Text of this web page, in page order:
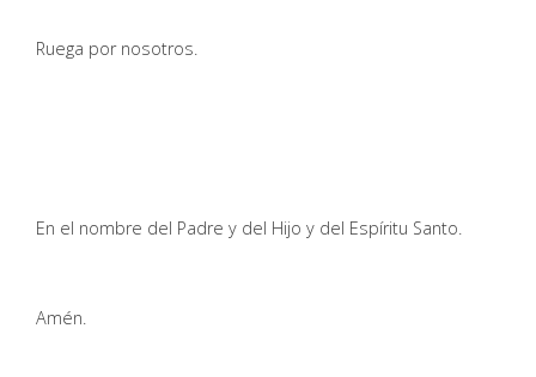
Ruega por nosotros.
En el nombre del Padre y del Hijo y del Espíritu Santo.
Amén.